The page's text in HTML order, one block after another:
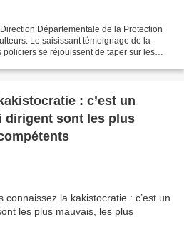
Départementale de la Protection
de la
: c’est un
dirigent sont les plus